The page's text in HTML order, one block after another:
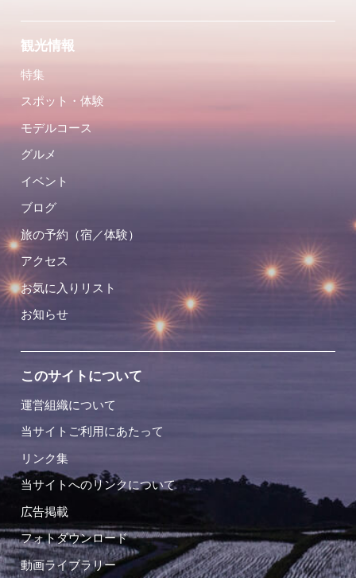
観光情報
特集
スポット・体験
モデルコース
グルメ
イベント
ブログ
旅の予約（宿／体験）
アクセス
お気に入りリスト
お知らせ
このサイトについて
運営組織について
当サイトご利用にあたって
リンク集
当サイトへのリンクについて
広告掲載
フォトダウンロード
動画ライブラリー